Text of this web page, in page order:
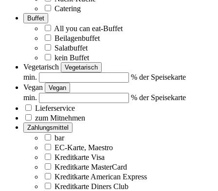
Catering
Buffet
All you can eat-Buffet
Beilagenbuffet
Salatbuffet
kein Buffet
Vegetarisch
Vegetarisch
min.
% der Speisekarte
Vegan
Vegan
min.
% der Speisekarte
Lieferservice
zum Mitnehmen
Zahlungsmittel
bar
EC-Karte, Maestro
Kreditkarte Visa
Kreditkarte MasterCard
Kreditkarte American Express
Kreditkarte Diners Club